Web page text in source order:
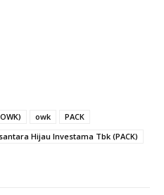
owk
PACK
Hijau Investama Tbk (PACK)